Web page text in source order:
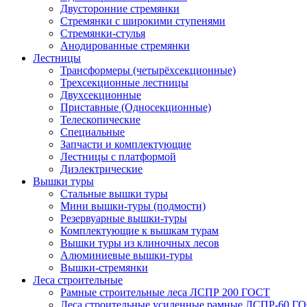
Двусторонние стремянки
Стремянки с широкими ступенями
Стремянки-стулья
Анодированные стремянки
Лестницы
Трансформеры (четырёхсекционные)
Трехсекционные лестницы
Двухсекционные
Приставные (Односекционные)
Телескопические
Специальные
Запчасти и комплектующие
Лестницы с платформой
Диэлектрические
Вышки туры
Стальные вышки туры
Мини вышки-туры (подмости)
Резервуарные вышки-туры
Комплектующие к вышкам турам
Вышки туры из клиночных лесов
Алюминиевые вышки-туры
Вышки-стремянки
Леса строительные
Рамные строительные леса ЛСПР 200 ГОСТ
Леса строительные усиленные рамные ЛСПР-60